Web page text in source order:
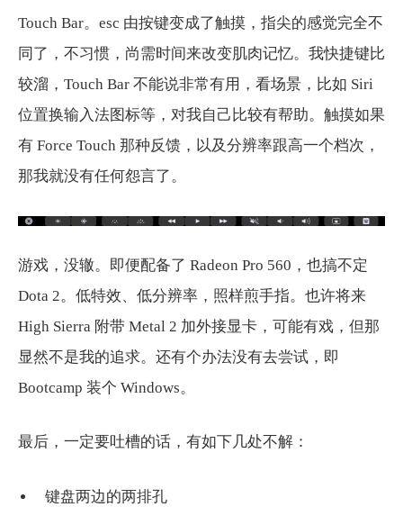
Touch Bar。esc 由按键变成了触摸，指尖的感觉完全不
同了，不习惯，尚需时间来改变肌肉记忆。我快捷键比
较溜，Touch Bar 不能说非常有用，看场景，比如 Siri
位置换输入法图标等，对我自己比较有帮助。触摸如果
有 Force Touch 那种反馈，以及分辨率跟高一个档次，
那我就没有任何怨言了。
游戏，没辙。即便配备了 Radeon Pro 560，也搞不定
Dota 2。低特效、低分辨率，照样煎手指。也许将来
High Sierra 附带 Metal 2 加外接显卡，可能有戏，但那
显然不是我的追求。还有个办法没有去尝试，即
Bootcamp 装个 Windows。
最后，一定要吐槽的话，有如下几处不解：
键盘两边的两排孔